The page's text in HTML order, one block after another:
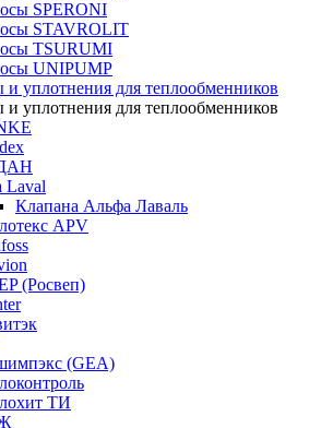
SPERONI
STAVROLIT
TSURUMI
UNIPUMP
уплотнения для теплообменников
уплотнения для теплообменников
Laval
Клапана Альфа Лаваль
APV
(Росвеп)
(GEA)
ТИ